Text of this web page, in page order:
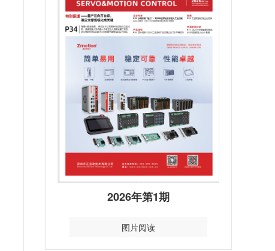
拨打电话咨询：13751143319 余女士
邮箱：chuandong@chuandong.cn
2026年第1期
图片阅读